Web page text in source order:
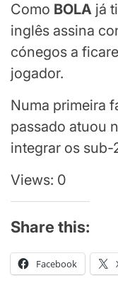
Como BOLA já
inglês assina
cónegos a
jogador.
Numa primeira
passado atuou
integrar os
Views: 0
Share this:
Facebook